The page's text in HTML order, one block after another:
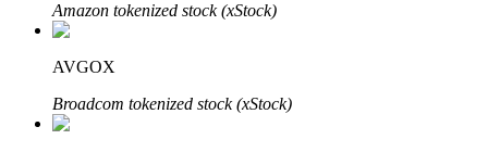
Zdobądź długoterminowy zysk i elastyczne zainteresowania
Amazon tokenized stock (xStock)
AVGOX
Broadcom tokenized stock (xStock)